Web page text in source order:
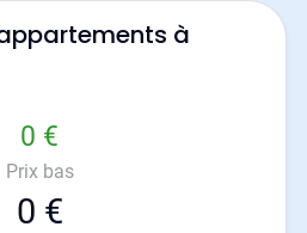
à
0 €
Prix bas
0 €